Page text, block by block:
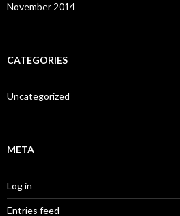
November 2014
CATEGORIES
Uncategorized
META
Log in
Entries feed